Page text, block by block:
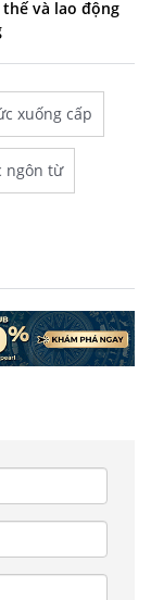
và lao động
xuống cấp
ngôn từ